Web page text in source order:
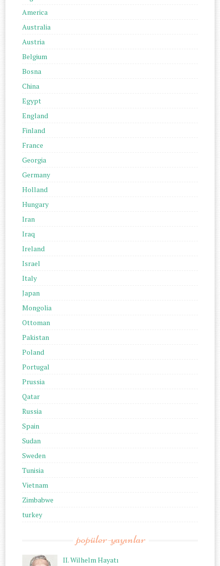
America
Australia
Austria
Belgium
Bosna
China
Egypt
England
Finland
France
Georgia
Germany
Holland
Hungary
Iran
Iraq
Ireland
Israel
Italy
Japan
Mongolia
Ottoman
Pakistan
Poland
Portugal
Prussia
Qatar
Russia
Spain
Sudan
Sweden
Tunisia
Vietnam
Zimbabwe
turkey
popüler-yayınlar
II. Wilhelm Hayatı